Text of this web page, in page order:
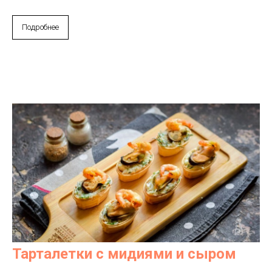
Подробнее
Тарталетки с мидиями и сыром